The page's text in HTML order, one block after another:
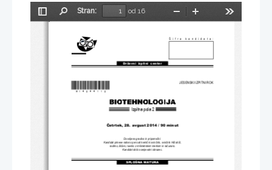
Preklopi
Stran:
od 16
Pomanjšaj
Dovoljeno gradivo in pripomočki:
Kandidat prinese nalivno pero ali kemični svinčnik, svinčnik HB ali B,
radirko, šilček, ravnilo z milimetrskim merilom in računalo.
Kandidat dobi ocenjevalni obrazec.
JESENSKI IZPITNI ROK
Četrtek, 28. avgust 2014 / 90 minut
Državni  izpitni  center
SPLOŠNA MATURA
Šifra kandidata:
Izpitna pola 2